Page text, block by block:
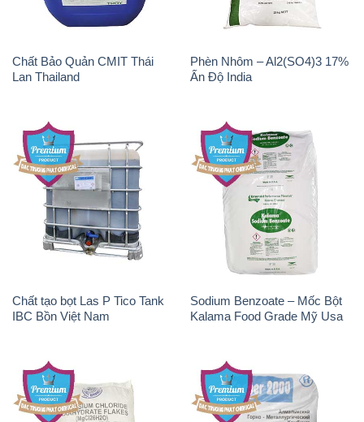
Chất Bảo Quản CMIT Thái
Lan Thailand
Phèn Nhôm – Al2(SO4)3 17%
Ấn Độ India
Chất tạo bọt Las P Tico Tank
IBC Bồn Việt Nam
Sodium Benzoate – Mốc Bột
Kalama Food Grade Mỹ Usa